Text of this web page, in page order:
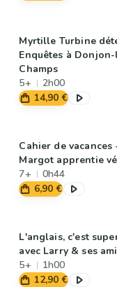
Myrtille Turbine
Enquêtes à
Champs
5+
2h00
14,90 €
Cahier de vacances
Margot apprentie
7+
0h44
6,90 €
L'anglais, c'est
avec Larry & ses
5+
1h00
12,90 €